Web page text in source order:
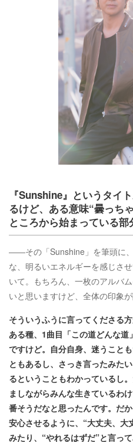
『Sunshine』というタイ
るけど、ある意味“曇っち
ところから始まっている部
――その「Sunshine」を筆頭に
な、明るいエネルギーを感じさ
いて。もちろん、一枚のアルバ
いと思いますけど、全体の印象
そういうふうに言ってくださる
ある種、1曲目「この道どんな
ですけど。自分自身、迷うこと
ともあるし、さっき言ったみた
るということもわかっているし
ましながらみんな生きているわ
番そうだなと思ったんです。だ
安心させるように、“大丈夫、大
みたり、“やれるはずだ”と言っ